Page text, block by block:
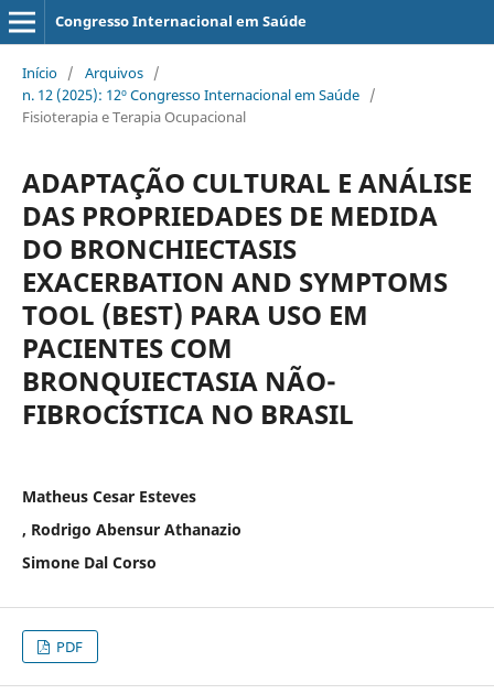
Congresso Internacional em Saúde
Início / Arquivos /
n. 12 (2025): 12º Congresso Internacional em Saúde /
Fisioterapia e Terapia Ocupacional
ADAPTAÇÃO CULTURAL E ANÁLISE
DAS PROPRIEDADES DE MEDIDA
DO BRONCHIECTASIS
EXACERBATION AND SYMPTOMS
TOOL (BEST) PARA USO EM
PACIENTES COM
BRONQUIECTASIA NÃO-
FIBROCÍSTICA NO BRASIL
Matheus Cesar Esteves
, Rodrigo Abensur Athanazio
Simone Dal Corso
PDF